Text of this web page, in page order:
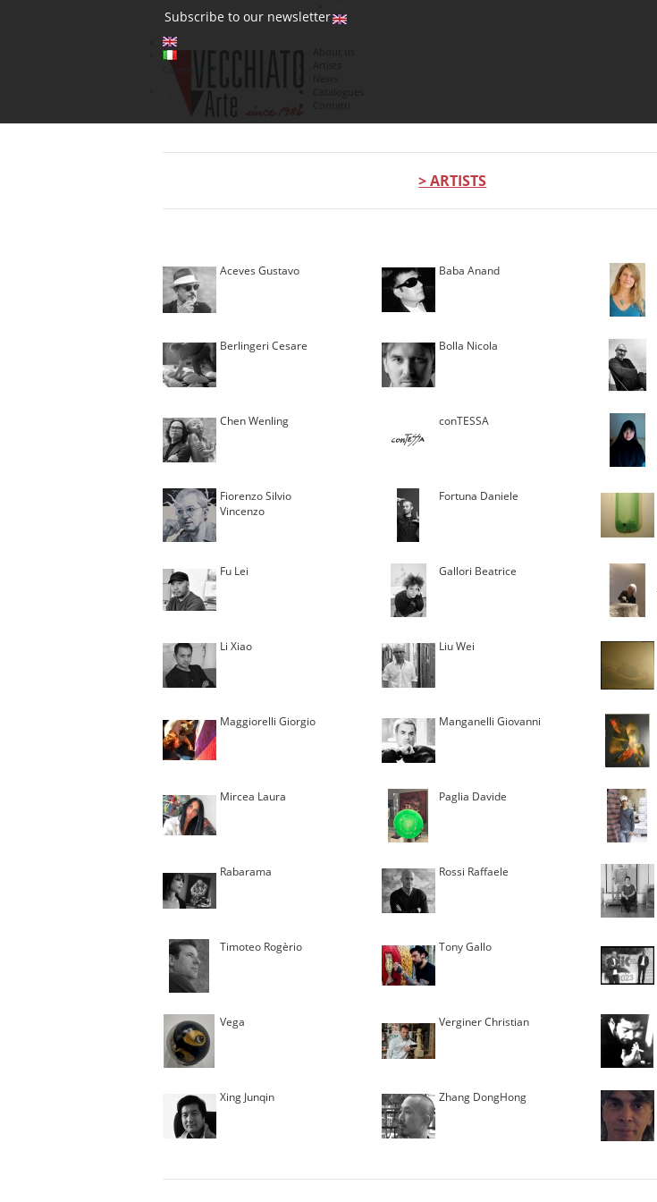
Subscribe to our newsletter
> ARTISTS
Aceves Gustavo Baba Anand
Berlingeri Cesare Bolla Nicola
Chen Wenling conTESSA
Fiorenzo Silvio
Vincenzo
Fortuna Daniele
Fu Lei Gallori Beatrice
Li Xiao Liu Wei
Maggiorelli Giorgio Manganelli Giovanni
Mircea Laura Paglia Davide
Rabarama Rossi Raffaele
Timoteo Rogèrio Tony Gallo
Vega Verginer Christian
Xing Junqin Zhang DongHong